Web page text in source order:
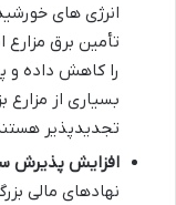
انرژی های
تأمین برق
را کاهش داده و
بسیاری از مزارع
تجدیدپذیر
افزایش پذیرش
نهادهای مالی